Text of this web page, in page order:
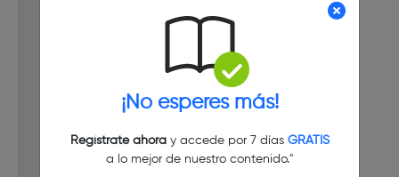
¡No esperes más!
Regístrate ahoray accede por 7 días GRATIS
a lo mejor de nuestro contenido."